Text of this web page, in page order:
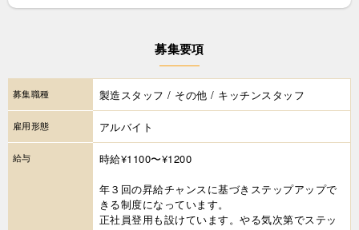
募集要項
募集職種 製造スタッフ / その他 / キッチンスタッフ
雇用形態 アルバイト
給与
時給¥1100〜¥1200
年３回の昇給チャンスに基づきステップアップで
きる制度になっています。
正社員登用も設けています。やる気次第でステッ